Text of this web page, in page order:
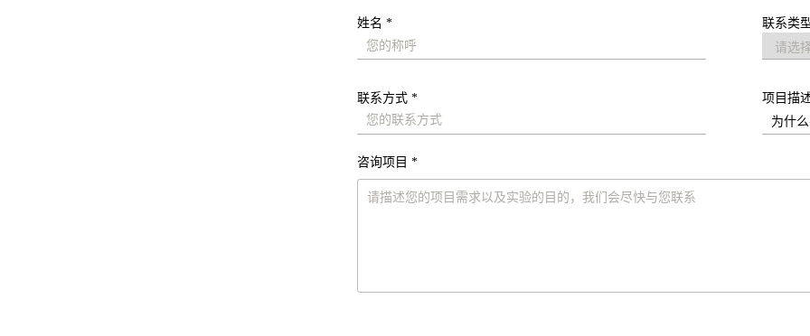
姓名 * 联系类
联系方式 * 项目描
咨询项目 *